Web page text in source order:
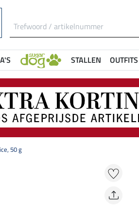
STALLEN OUTFITS
50 g